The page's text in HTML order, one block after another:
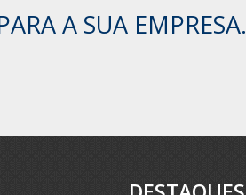
A SUA EMPRESA.